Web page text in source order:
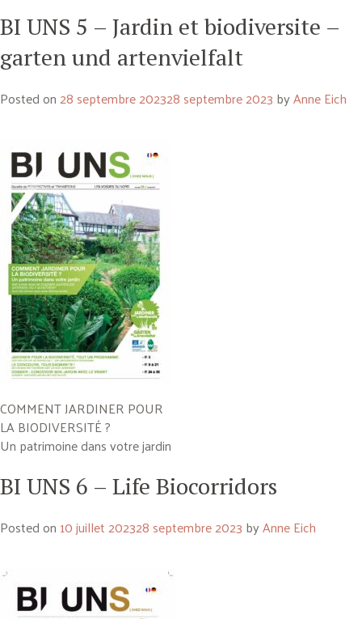
BI UNS 5 – Jardin et biodiversite –
garten und artenvielfalt
Posted on28 septembre 202328 septembre 2023 byAnne Eich
COMMENT JARDINER POUR
LA BIODIVERSITÉ ?
Un patrimoine dans votre jardin
BI UNS 6 – Life Biocorridors
Posted on 10 juillet 202328 septembre 2023 byAnne Eich